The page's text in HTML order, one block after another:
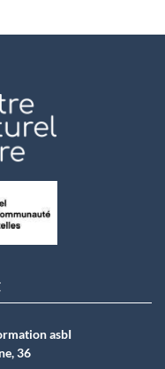
asbI
36